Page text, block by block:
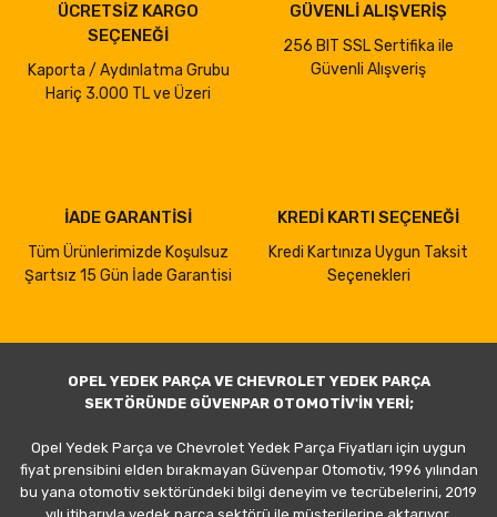
ÜCRETSİZ KARGO
SEÇENEĞİ
Kaporta / Aydınlatma Grubu
Hariç 3.000 TL ve Üzeri
GÜVENLİ ALIŞVERİŞ
256 BIT SSL Sertifika ile
Güvenli Alışveriş
İADE GARANTİSİ
Tüm Ürünlerimizde Koşulsuz
Şartsız 15 Gün İade Garantisi
KREDİ KARTI SEÇENEĞİ
Kredi Kartınıza Uygun Taksit
Seçenekleri
OPEL YEDEK PARÇA VE CHEVROLET YEDEK PARÇA
SEKTÖRÜNDE GÜVENPAR OTOMOTİV'İN YERİ;
Opel Yedek Parça ve Chevrolet Yedek Parça Fiyatları için uygun
fiyat prensibini elden bırakmayan Güvenpar Otomotiv, 1996 yılından
bu yana otomotiv sektöründeki bilgi deneyim ve tecrübelerini, 2019